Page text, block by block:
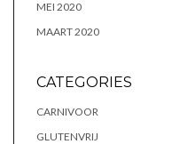
MEI 2020
MAART 2020
CATEGORIES
CARNIVOOR
GLUTENVRIJ